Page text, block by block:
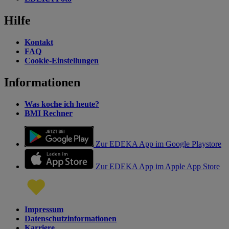
Hilfe
Kontakt
FAQ
Cookie-Einstellungen
Informationen
Was koche ich heute?
BMI Rechner
Zur EDEKA App im Google Playstore
Zur EDEKA App im Apple App Store
Impressum
Datenschutzinformationen